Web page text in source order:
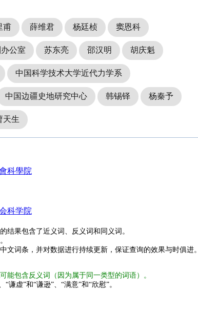
甫 薛维君 杨廷桢 窦恩科
公室 苏东亮 邵汉明 胡庆魁
中国科学技术大学近代力学系
中国边疆史地研究中心 韩锡铎 杨秦予
天生
科學院
科学院
结果包含了近义词、反义词和同义词。
词条，并对数据进行持续更新，保证查询的效果与时俱进。
能包含反义词（因为属于同一类型的词语）。
虚”和“谦逊”、“满意”和“欣慰”。